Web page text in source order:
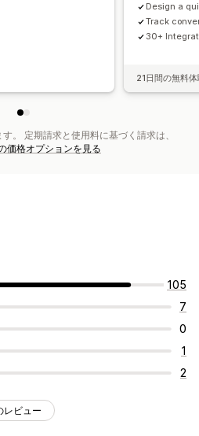
Design a
Track
30+
21日間の無料
。 定期請求と使用料に基づく請求は、
価格オプションを見る
105
7
0
1
2
レビュー